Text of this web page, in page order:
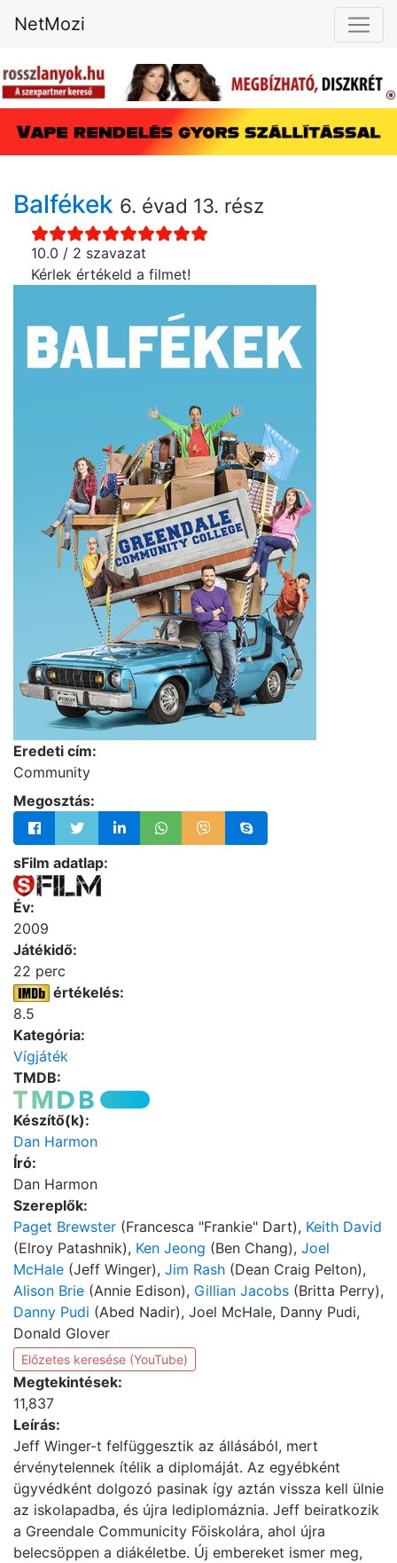
NetMozi
Balfékek 6. évad 13. rész
10.0 / 2 szavazat
Kérlek értékeld a filmet!
Eredeti cím:
Community
Megosztás:
sFilm adatlap:
Év:
2009
Játékidő:
22 perc
értékelés:
8.5
Kategória:
Vígjáték
TMDB:
Készítő(k):
Dan Harmon
Író:
Dan Harmon
Szereplők:
Paget Brewster (Francesca "Frankie" Dart), Keith David
(Elroy Patashnik), Ken Jeong (Ben Chang), Joel
McHale (Jeff Winger), Jim Rash (Dean Craig Pelton),
Alison Brie (Annie Edison), Gillian Jacobs (Britta Perry),
Danny Pudi (Abed Nadir), Joel McHale, Danny Pudi,
Donald Glover
Előzetes keresése (YouTube)
Megtekintések:
11,837
Leírás:
Jeff Winger-t felfüggesztik az állásából, mert
érvénytelennek ítélik a diplomáját. Az egyébként
ügyvédként dolgozó pasinak így aztán vissza kell ülnie
az iskolapadba, és újra lediplomáznia. Jeff beiratkozik
a Greendale Communicity Főiskolára, ahol újra
belecsöppen a diákéletbe. Új embereket ismer meg,